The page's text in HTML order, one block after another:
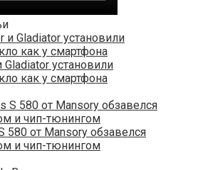
Gladiator установили
как у смартфона
580 от Mansory обзавелся
и чип-тюнингом